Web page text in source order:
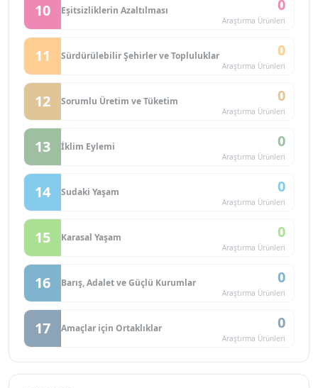
10 Eşitsizliklerin Azaltılması 0
Araştırma Ürünleri
11 Sürdürülebilir Şehirler ve Topluluklar 0
Araştırma Ürünleri
12 Sorumlu Üretim ve Tüketim 0
Araştırma Ürünleri
13 İklim Eylemi 0
Araştırma Ürünleri
14 Sudaki Yaşam 0
Araştırma Ürünleri
15 Karasal Yaşam 0
Araştırma Ürünleri
16 Barış, Adalet ve Güçlü Kurumlar 0
Araştırma Ürünleri
17 Amaçlar için Ortaklıklar 0
Araştırma Ürünleri